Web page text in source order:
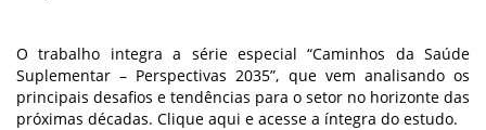
O trabalho integra a série especial “Caminhos da Saúde
Suplementar – Perspectivas 2035”, que vem analisando os
principais desafios e tendências para o setor no horizonte das
próximas décadas. Clique aqui e acesse a íntegra do estudo.